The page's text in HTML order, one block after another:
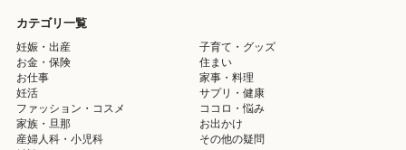
カテゴリ一覧
妊娠・出産
子育て・グッズ
お金・保険
住まい
お仕事
家事・料理
妊活
サプリ・健康
ファッション・コスメ
ココロ・悩み
家族・旦那
お出かけ
産婦人科・小児科
その他の疑問